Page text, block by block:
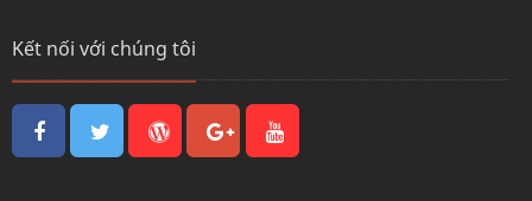
Kết nối với chúng tôi